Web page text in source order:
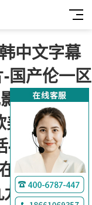
中文字幕
国产伦一区
-神马午夜
综合另
肉视频
线免费视